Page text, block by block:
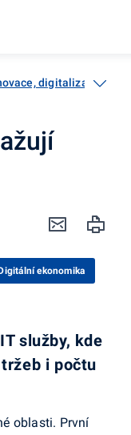
digitalizace
ekonomika
služby, kde
i počtu
oblasti. První